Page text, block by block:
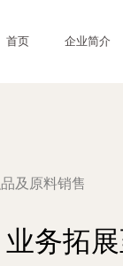
首页 企业简介
及原料销售
务拓